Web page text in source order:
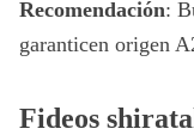
Recomendación:
garanticen origen
Fideos